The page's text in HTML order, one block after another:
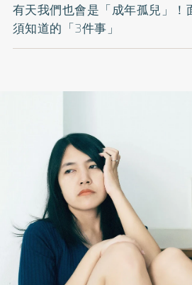
有天我們也會是「成年孤兒」
須知道的「3件事」